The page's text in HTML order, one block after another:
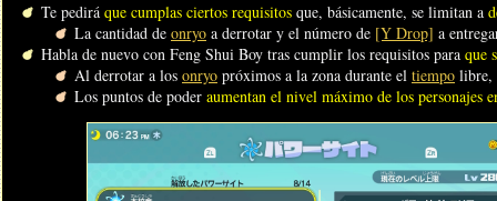
Te pedirá que cumplas ciertos requisitos que, básicamente, se limitan a
La cantidad de onryo a derrotar y el número de [Y Drop] a
Habla de nuevo con Feng Shui Boy tras cumplir los requisitos para que
Al derrotar a los onryo próximos a la zona durante el tiempo libre,
Los puntos de poder aumentan el nivel máximo de los personajes